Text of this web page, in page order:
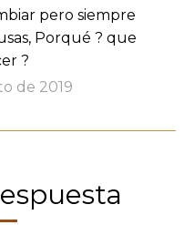
pero siempre
Porqué ? que
?
de 2019